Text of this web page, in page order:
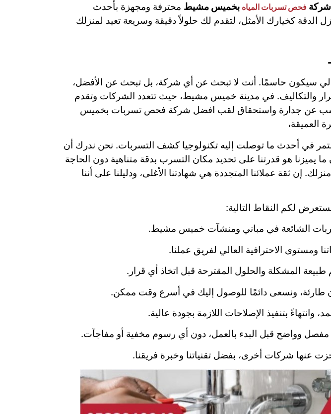
شركةفحص تسربات المياه بخميس مشيط محترفة ومجهزة بأحدث
الدقة كخيارك الأمثل، لتقدم لك حلولاً دقيقة وسريعة تعيد لمنزلك
سيكون حاسمًا. أنت لا تبحث عن أي شركة، بل تبحث عن الأفضل،
والتكاليف. في مدينة خميس مشيط، حيث تتعدد الشركات وتقدم
عن جدارة واستحقاق لقب افضل شركة فحص تسربات بخميس
العميقة،
في أحدث ما توصلت إليه تكنولوجيا كشف التسربات. نحن ندرك أن
هو قدرتنا على تحديد مكان التسرب بدقة متناهية دون الحاجة
إن ثقة عملائنا المتجددة هي شهادتنا الأغلى، ودليلنا على أننا
لكم النقاط التالية:
الشائعة في مباني ومنشآت خميس مشيط.
ومستوى الاحترافية العالي لفريق عملنا.
المشكلة والحلول المقترحة قبل اتخاذ أي قرار.
طارئة، ونسعى دائمًا للوصول إليك في أسرع وقت ممكن.
بتنفيذ الإصلاحات اللازمة بجودة عالية.
وواضح قبل البدء بالعمل، دون أي رسوم مخفية أو مفاجآت.
شركات أخرى، بفضل تقنياتنا وخبرة فريقنا.